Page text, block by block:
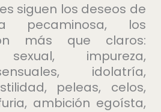
siguen los deseos de
pecaminosa, los
más que claros:
impureza,
idolatría,
peleas, celos,
ambición egoísta,